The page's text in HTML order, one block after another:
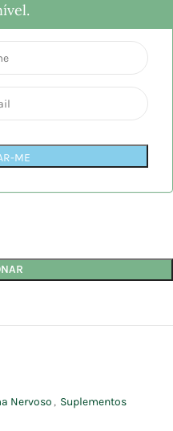
ME
Nervoso , Suplementos